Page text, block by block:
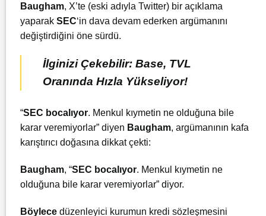
Baugham, X’te (eski adıyla Twitter) bir açıklama
yaparak SEC‘in dava devam ederken argümanını
değiştirdiğini öne sürdü.
İlginizi Çekebilir: Base, TVL
Oranında Hızla Yükseliyor!
“SEC bocalıyor. Menkul kıymetin ne olduğuna bile
karar veremiyorlar” diyen Baugham, argümanının kafa
karıştırıcı doğasına dikkat çekti:
Baugham, “SEC bocalıyor. Menkul kıymetin ne
olduğuna bile karar veremiyorlar” diyor.
Böylece düzenleyici kurumun kredi sözleşmesini